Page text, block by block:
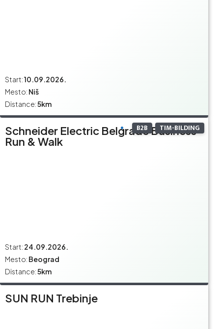
Start:10.09.2026.
Mesto: Niš
Distance:5km
B2B TIM-BILDING
Schneider Electric Belgrade Business
Run & Walk
Start: 24.09.2026.
Mesto: Beograd
Distance:5km
SUN RUN Trebinje